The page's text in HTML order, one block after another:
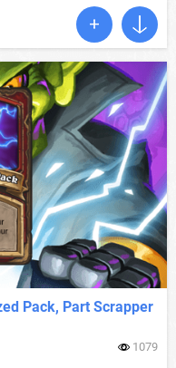
Pack, Part Scrapper
1079